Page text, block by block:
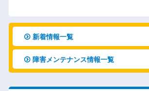
新着情報一覧
障害メンテナンス情報一覧